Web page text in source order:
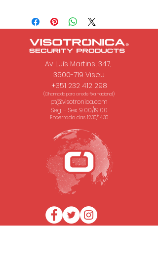
Av. Luís Martins, 347,
3500-719 Viseu
+351 232 412 298
(Chamada para a rede fixa nacional.)
pt@visotronica.com
Seg. - Sex. 9.00/19.00
Encerrado das 12.30/14.30